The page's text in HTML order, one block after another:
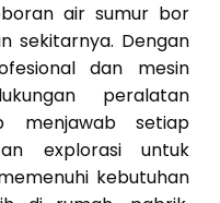
air sumur bor
sekitarnya. Dengan
dan mesin
peralatan
menjawab setiap
explorasi untuk
kebutuhan